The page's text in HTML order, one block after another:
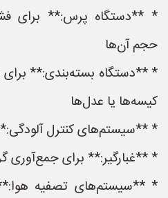
* **دستگاه پرس:** برای
حجم آن‌ها
* **دستگاه بسته‌بندی:** برای
کیسه‌ها یا عدل‌ها
* **سیستم‌های کنترل
* **غبارگیر:** برای جمع‌آوری
* **سیستم‌های تصفیه